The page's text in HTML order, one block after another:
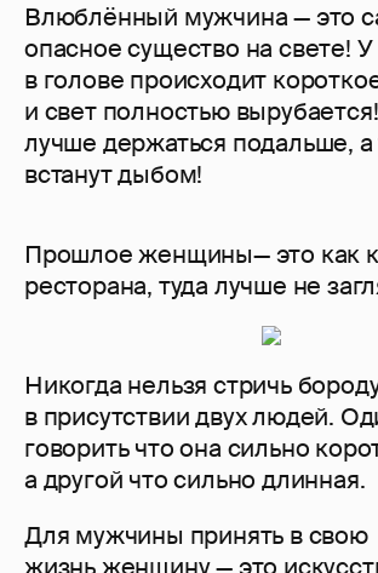
Влюблённый мужчина — это
опасное существо на свете! У
в голове происходит
и свет полностью
лучше держаться подальше,
встанут дыбом!
Прошлое женщины— это как
ресторана, туда лучше не
Никогда нельзя стричь
в присутствии двух людей.
говорить что она сильно
а другой что сильно длинная.
Для мужчины принять в свою